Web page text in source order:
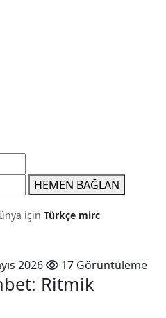
HEMEN BAĞLAN
için Türkçe mirc
2026 17 Görüntüleme
Ritmik